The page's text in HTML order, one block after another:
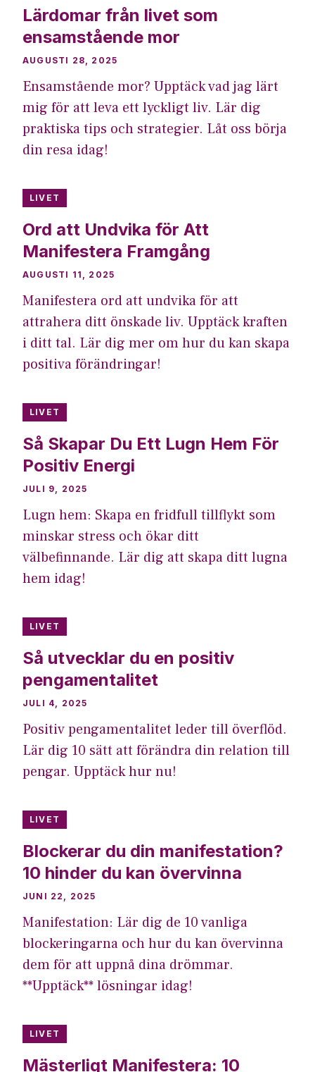
Lärdomar från livet som
ensamstående mor
AUGUSTI 28, 2025
Ensamstående mor? Upptäck vad jag lärt
mig för att leva ett lyckligt liv. Lär dig
praktiska tips och strategier. Låt oss börja
din resa idag!
LIVET
Ord att Undvika för Att
Manifestera Framgång
AUGUSTI 11, 2025
Manifestera ord att undvika för att
attrahera ditt önskade liv. Upptäck kraften
i ditt tal. Lär dig mer om hur du kan skapa
positiva förändringar!
LIVET
Så Skapar Du Ett Lugn Hem För
Positiv Energi
JULI 9, 2025
Lugn hem: Skapa en fridfull tillflykt som
minskar stress och ökar ditt
välbefinnande. Lär dig att skapa ditt lugna
hem idag!
LIVET
Så utvecklar du en positiv
pengamentalitet
JULI 4, 2025
Positiv pengamentalitet leder till överflöd.
Lär dig 10 sätt att förändra din relation till
pengar. Upptäck hur nu!
LIVET
Blockerar du din manifestation?
10 hinder du kan övervinna
JUNI 22, 2025
Manifestation: Lär dig de 10 vanliga
blockeringarna och hur du kan övervinna
dem för att uppnå dina drömmar.
**Upptäck** lösningar idag!
LIVET
Mästerligt Manifestera: 10